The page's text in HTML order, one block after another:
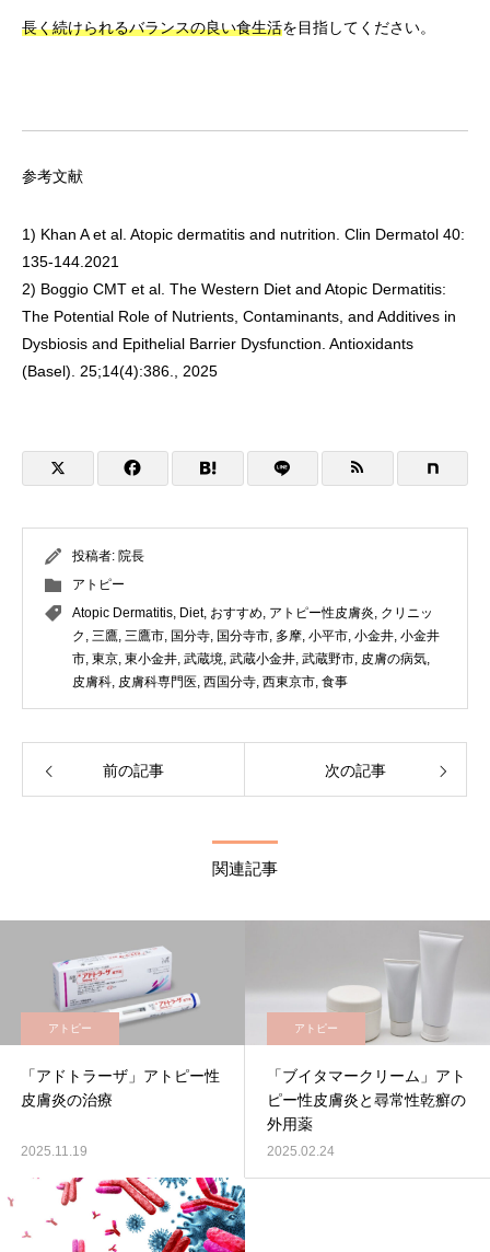
長く続けられるバランスの良い食生活を目指してください。
参考文献
1) Khan A et al. Atopic dermatitis and nutrition. Clin Dermatol 40:
135-144.2021
2) Boggio CMT et al. The Western Diet and Atopic Dermatitis:
The Potential Role of Nutrients, Contaminants, and Additives in
Dysbiosis and Epithelial Barrier Dysfunction. Antioxidants
(Basel). 25;14(4):386., 2025
投稿者: 院長
アトピー
Atopic Dermatitis, Diet, おすすめ, アトピー性皮膚炎, クリニッ
ク , 三鷹, 三鷹市, 国分寺, 国分寺市, 多摩, 小平市, 小金井, 小金井
市, 東京, 東小金井, 武蔵境, 武蔵小金井, 武蔵野市, 皮膚の病気,
皮膚科, 皮膚科専門医, 西国分寺, 西東京市, 食事
前の記事 次の記事
関連記事
アトピー
「アドトラーザ」アトピー性
皮膚炎の治療
2025.11.19
アトピー
「ブイタマークリーム」アト
ピー性皮膚炎と尋常性乾癬の
外用薬
2025.02.24